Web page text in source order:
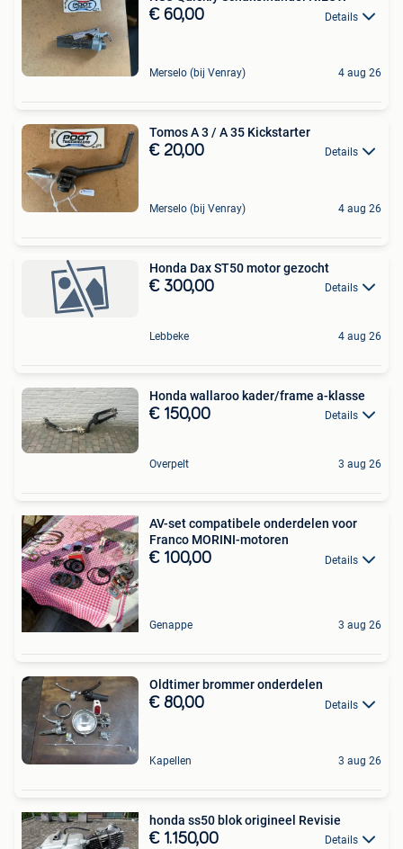
€ 60,00 Details
Merselo (bij Venray) 4 aug 26
Tomos A 3 / A 35 Kickstarter
€ 20,00 Details
Merselo (bij Venray) 4 aug 26
Honda Dax ST50 motor gezocht
€ 300,00 Details
Lebbeke 4 aug 26
Honda wallaroo kader/frame a-klasse
€ 150,00 Details
Overpelt 3 aug 26
AV-set compatibele onderdelen voor
Franco MORINI-motoren
€ 100,00 Details
Genappe 3 aug 26
Oldtimer brommer onderdelen
€ 80,00 Details
Kapellen 3 aug 26
honda ss50 blok origineel Revisie
€ 1.150,00 Details